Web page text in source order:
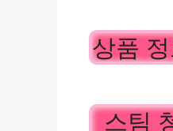
상품
스팀